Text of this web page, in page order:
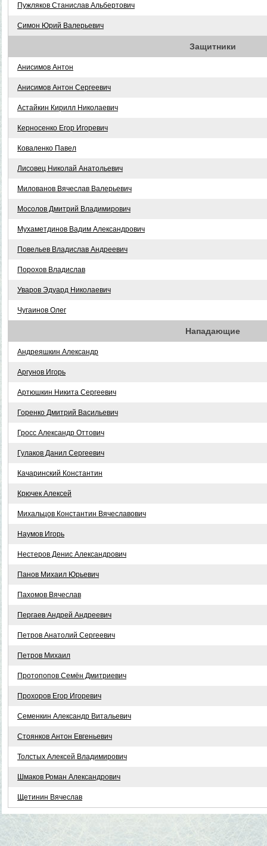
Пужляков Станислав Альбертович
Симон Юрий Валерьевич
Защитники
Анисимов Антон
Анисимов Антон Сергеевич
Астайкин Кирилл Николаевич
Керносенко Егор Игоревич
Коваленко Павел
Лисовец Николай Анатольевич
Милованов Вячеслав Валерьевич
Мосолов Дмитрий Владимирович
Мухаметдинов Вадим Александрович
Повельев Владислав Андреевич
Порохов Владислав
Уваров Эдуард Николаевич
Чугаинов Олег
Нападающие
Андреяшкин Александр
Аргунов Игорь
Артюшкин Никита Сергеевич
Горенко Дмитрий Васильевич
Гросс Александр Оттович
Гулаков Данил Сергеевич
Качаринский Константин
Крючек Алексей
Михальцов Константин Вячеславович
Наумов Игорь
Нестеров Денис Александрович
Панов Михаил Юрьевич
Пахомов Вячеслав
Пергаев Андрей Андреевич
Петров Анатолий Сергеевич
Петров Михаил
Протопопов Семён Дмитриевич
Прохоров Егор Игоревич
Семенкин Александр Витальевич
Стоянков Антон Евгеньевич
Толстых Алексей Владимирович
Шмаков Роман Александрович
Щетинин Вячеслав